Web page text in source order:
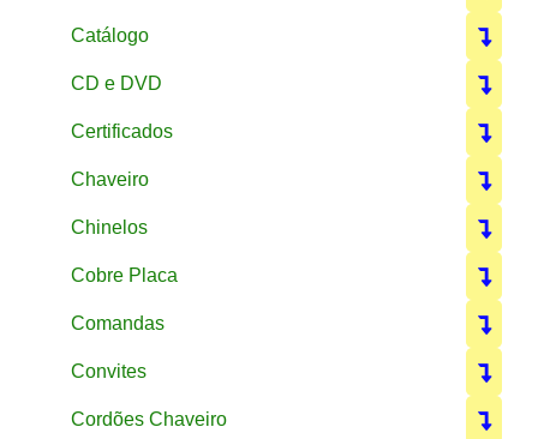
Catálogo
CD e DVD
Certificados
Chaveiro
Chinelos
Cobre Placa
Comandas
Convites
Cordões Chaveiro